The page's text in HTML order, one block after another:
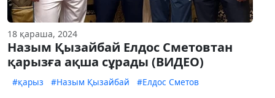
18 қараша, 2024
Назым Қызайбай Елдос Сметовтан
қарызға ақша сұрады (ВИДЕО)
#қарыз #Назым Қызайбай #Елдос Сметов